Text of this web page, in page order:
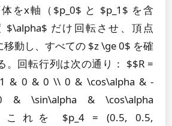
をx軸（$p_0$ と $p_1$ を含
$\alpha$ だけ回転させ、頂点
移動し、すべての $z \ge 0$ を確
。回転行列は次の通り： $$R =
& 0 & 0 \\ 0 & \cos\alpha & -
& \sin\alpha & \cos\alpha
これを $p_4 = (0.5, 0.5,